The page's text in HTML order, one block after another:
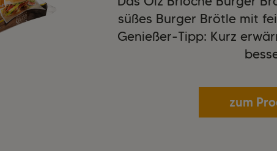
süßes Burger Brötle mit
Genießer-Tipp: Kurz
zum